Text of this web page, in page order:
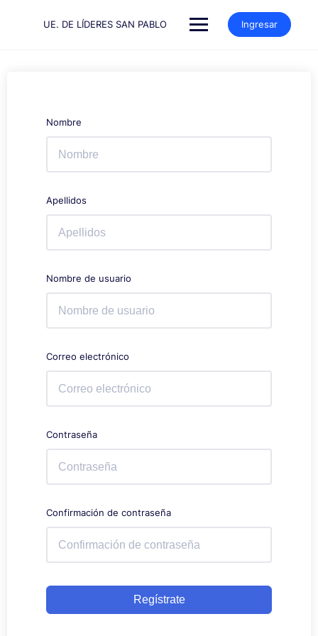
UE. DE LÍDERES SAN PABLO Ingresar
Nombre
Apellidos
Nombre de usuario
Correo electrónico
Contraseña
Confirmación de contraseña
Regístrate